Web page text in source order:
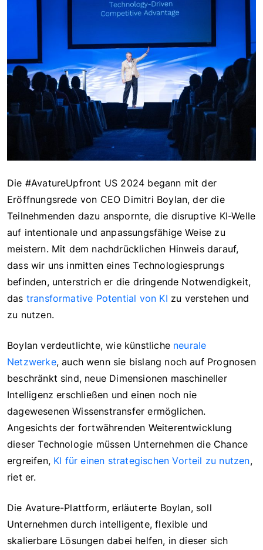
Die #AvatureUpfront US 2024 begann mit der
Eröffnungsrede von CEO Dimitri Boylan, der die
Teilnehmenden dazu anspornte, die disruptive KI-Welle
auf intentionale und anpassungsfähige Weise zu
meistern. Mit dem nachdrücklichen Hinweis darauf,
dass wir uns inmitten eines Technologiesprungs
befinden, unterstrich er die dringende Notwendigkeit,
das transformative Potential von KI zu verstehen und
zu nutzen.
Boylan verdeutlichte, wie künstliche neurale
Netzwerke, auch wenn sie bislang noch auf Prognosen
beschränkt sind, neue Dimensionen maschineller
Intelligenz erschließen und einen noch nie
dagewesenen Wissenstransfer ermöglichen.
Angesichts der fortwährenden Weiterentwicklung
dieser Technologie müssen Unternehmen die Chance
ergreifen, KI für einen strategischen Vorteil zu nutzen,
riet er.
Die Avature-Plattform, erläuterte Boylan, soll
Unternehmen durch intelligente, flexible und
skalierbare Lösungen dabei helfen, in dieser sich